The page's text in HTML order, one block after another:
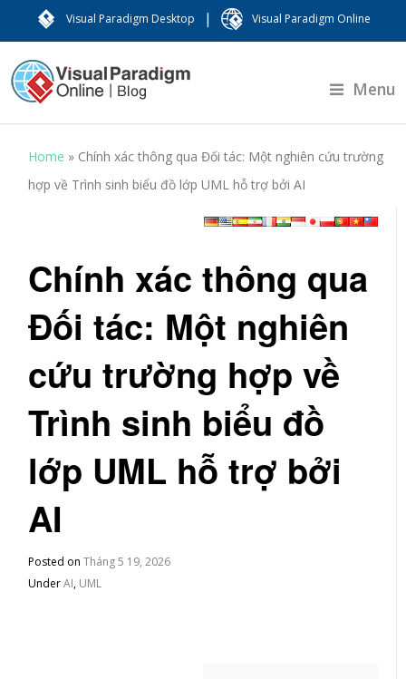
Visual Paradigm Desktop | Visual Paradigm Online
Menu
Home » Chính xác thông qua Đối tác: Một nghiên cứu trường
hợp về Trình sinh biểu đồ lớp UML hỗ trợ bởi AI
Chính xác thông qua
Đối tác: Một nghiên
cứu trường hợp về
Trình sinh biểu đồ
lớp UML hỗ trợ bởi
AI
Posted onTháng 5 19, 2026
UnderAI, UML